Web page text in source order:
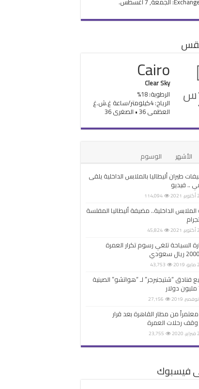
س
Cairo
Clear Sky
الرطوبة: 18%
الرياح: 4كيلومتر/ساعة غ.ش.غ
العظمى 36 • الصغرى 36
الأشهر
الوسوم
طيران أليطاليا بالملابس الداخلية يلقى
.. فيديو
114,094
الداخلية.. مضيفة أليطاليا المفلسة
45,824
السياحة تلغي رسوم تكرار العمرة
43,753
فنادق “شتيجنبرجر” لـ “هواتشو” الصينية
27,156
عودة 521 معتمراً من مطار القاهرة بعد قرار
رحلات العمرة
23,755
فيسبوك